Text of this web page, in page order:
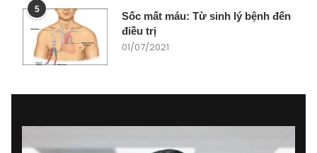
5
Sốc mất máu: Từ sinh lý bệnh đến
điều trị
01/07/2021